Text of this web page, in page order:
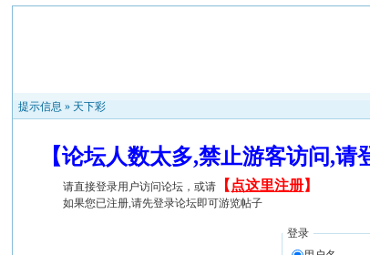
提示信息 » 天下彩
【论坛人数太多,禁止游客访问,
请直接登录用户访问论坛，或请 【 点这里注册】
如果您已注册,请先登录论坛即可游览帖子
登录